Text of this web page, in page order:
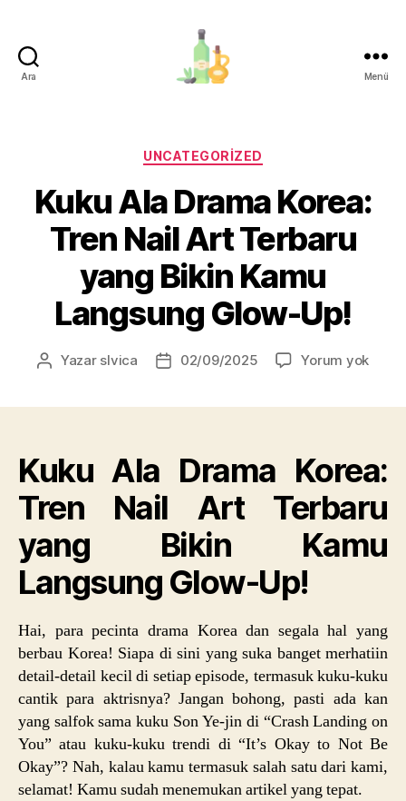
Ara Menü
Kategoriler
UNCATEGORIZED
Kuku Ala Drama Korea:
Tren Nail Art Terbaru
yang Bikin Kamu
Langsung Glow-Up!
Yazının
Yazar slvica
Yazı02/09/2025 Yorum yokKuku
Art
yang
Bikin
Kamu
Kuku Ala Drama Korea:
Tren Nail Art Terbaru
yang Bikin Kamu
Langsung Glow-Up!
Hai, para pecinta drama Korea dan segala hal yang
berbau Korea! Siapa di sini yang suka banget merhatiin
detail-detail kecil di setiap episode, termasuk kuku-kuku
cantik para aktrisnya? Jangan bohong, pasti ada kan
yang salfok sama kuku Son Ye-jin di “Crash Landing on
You” atau kuku-kuku trendi di “It’s Okay to Not Be
Okay”? Nah, kalau kamu termasuk salah satu dari kami,
selamat! Kamu sudah menemukan artikel yang tepat.